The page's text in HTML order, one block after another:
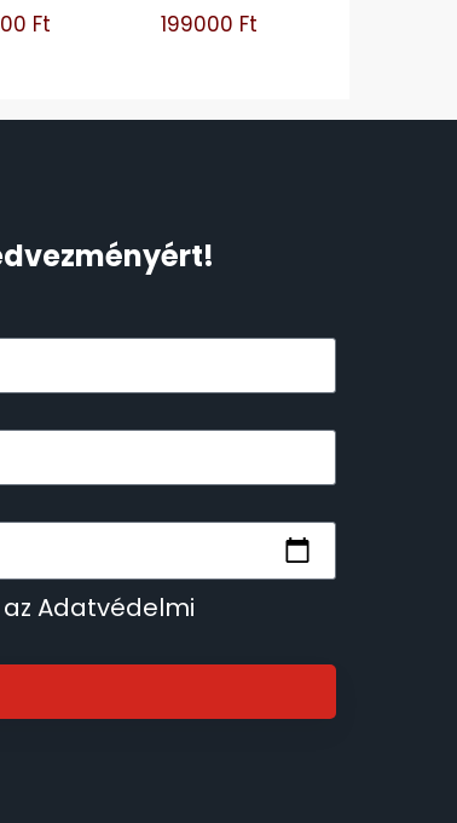
Ft
199000 Ft
Adatvédelmi